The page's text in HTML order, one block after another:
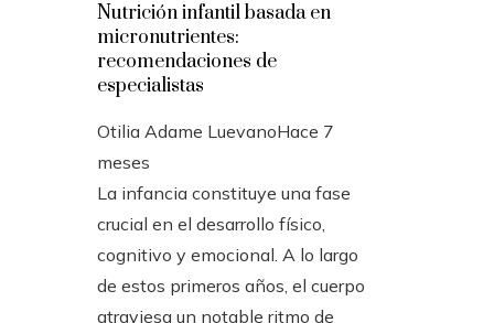
Nutrición infantil basada en
micronutrientes:
recomendaciones de
especialistas
Otilia Adame LuevanoHace 7
meses
La infancia constituye una fase
crucial en el desarrollo físico,
cognitivo y emocional. A lo largo
de estos primeros años, el cuerpo
atraviesa un notable ritmo de